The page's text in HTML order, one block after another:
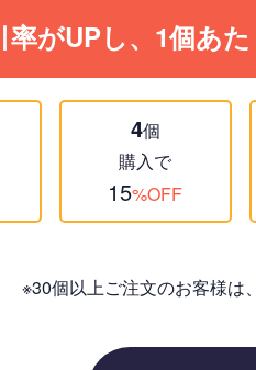
がUPし、1個あ
4個
購入で
15%OFF
※30個以上ご注文のお客様は